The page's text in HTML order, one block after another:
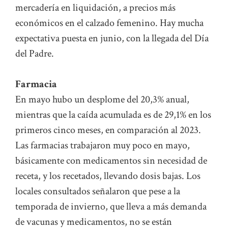
mercadería en liquidación, a precios más
económicos en el calzado femenino. Hay mucha
expectativa puesta en junio, con la llegada del Día
del Padre.
Farmacia
En mayo hubo un desplome del 20,3% anual,
mientras que la caída acumulada es de 29,1% en los
primeros cinco meses, en comparación al 2023.
Las farmacias trabajaron muy poco en mayo,
básicamente con medicamentos sin necesidad de
receta, y los recetados, llevando dosis bajas. Los
locales consultados señalaron que pese a la
temporada de invierno, que lleva a más demanda
de vacunas y medicamentos, no se están